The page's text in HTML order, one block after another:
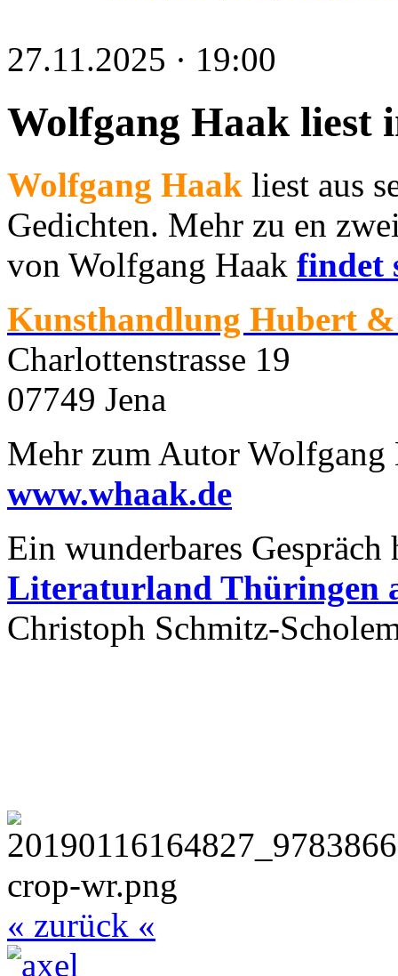
27.11.2025 · 19:00
Wolfgang Haak liest
Wolfgang Haak liest aus
Gedichten. Mehr zu en
von Wolfgang Haak findet
Kunsthandlung Hubert
Charlottenstrasse 19
07749 Jena
Mehr zum Autor Wolfgang
www.whaak.de
Ein wunderbares
Literaturland Thüringen
Christoph Schmitz-
« zurück «